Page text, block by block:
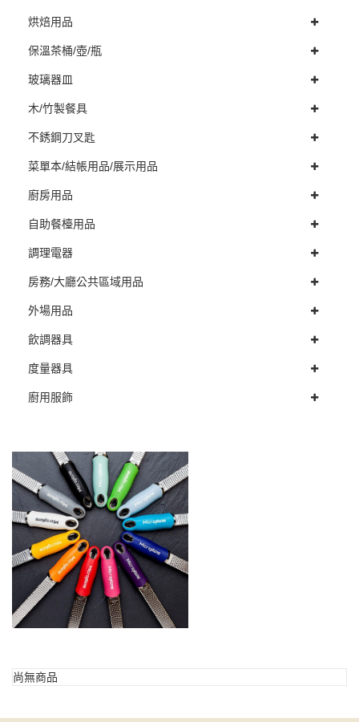
烘焙用品
保溫茶桶/壺/瓶
玻璃器皿
木/竹製餐具
不銹鋼刀叉匙
菜單本/結帳用品/展示用品
廚房用品
自助餐檯用品
調理電器
房務/大廳公共區域用品
外場用品
飲調器具
度量器具
廚用服飾
尚無商品